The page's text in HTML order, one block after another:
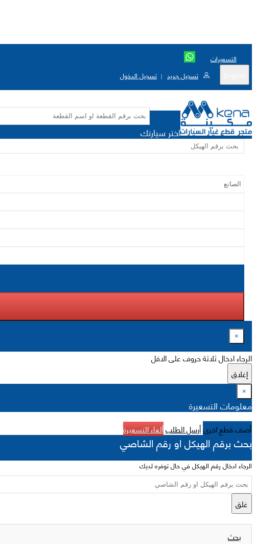
التسعيرات
تسجيل جديد | تسجيل الدخول
اختر سيارتك
×
الرجاء ادخال ثلاثة حروف على الاقل
إغلاق
×
معلومات التسعيرة
أضف قطع اخرىأرسل الطلبألغاء التسعيرة
بحث برقم الهيكل او رقم الشاصي
الرجاء ادخال رقم الهيكل في حال توفره لديك
غلق
بحث